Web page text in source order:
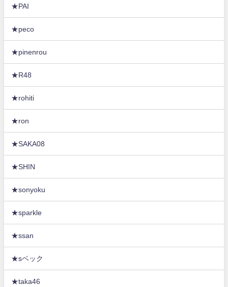
★PAI
★peco
★pinenrou
★R48
★rohiti
★ron
★SAKA08
★SHIN
★sonyoku
★sparkle
★ssan
★sベック
★taka46